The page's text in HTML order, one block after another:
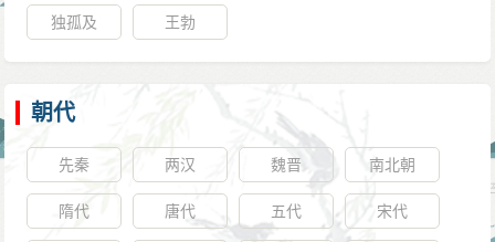
独孤及 王勃
朝代
先秦 两汉 魏晋 南北朝
隋代 唐代 五代 宋代